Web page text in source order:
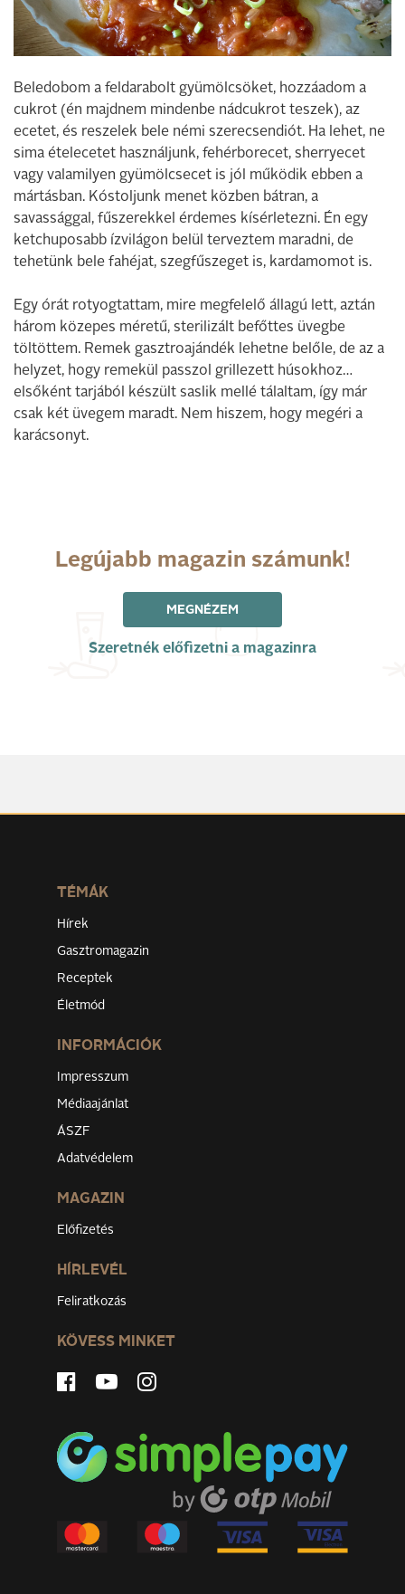
Beledobom a feldarabolt gyümölcsöket, hozzáadom a
cukrot (én majdnem mindenbe nádcukrot teszek), az
ecetet, és reszelek bele némi szerecsendiót. Ha lehet, ne
sima ételecetet használjunk, fehérborecet, sherryecet
vagy valamilyen gyümölcsecet is jól működik ebben a
mártásban. Kóstoljunk menet közben bátran, a
savassággal, fűszerekkel érdemes kísérletezni. Én egy
ketchuposabb ízvilágon belül terveztem maradni, de
tehetünk bele fahéjat, szegfűszeget is, kardamomot is.
Egy órát rotyogtattam, mire megfelelő állagú lett, aztán
három közepes méretű, sterilizált befőttes üvegbe
töltöttem. Remek gasztroajándék lehetne belőle, de az a
helyzet, hogy remekül passzol grillezett húsokhoz…
elsőként tarjából készült saslik mellé tálaltam, így már
csak két üvegem maradt. Nem hiszem, hogy megéri a
karácsonyt.
Legújabb magazin számunk!
MEGNÉZEM
Szeretnék előfizetni a magazinra
TÉMÁK
Hírek
Gasztromagazin
Receptek
Életmód
INFORMÁCIÓK
Impresszum
Médiaajánlat
ÁSZF
Adatvédelem
MAGAZIN
Előfizetés
HÍRLEVÉL
Feliratkozás
KÖVESS MINKET